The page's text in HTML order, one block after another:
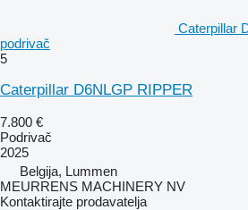
Caterpillar
podrivač
5
Caterpillar D6NLGP RIPPER
7.800 €
Podrivač
2025
Belgija, Lummen
MEURRENS MACHINERY NV
Kontaktirajte prodavatelja